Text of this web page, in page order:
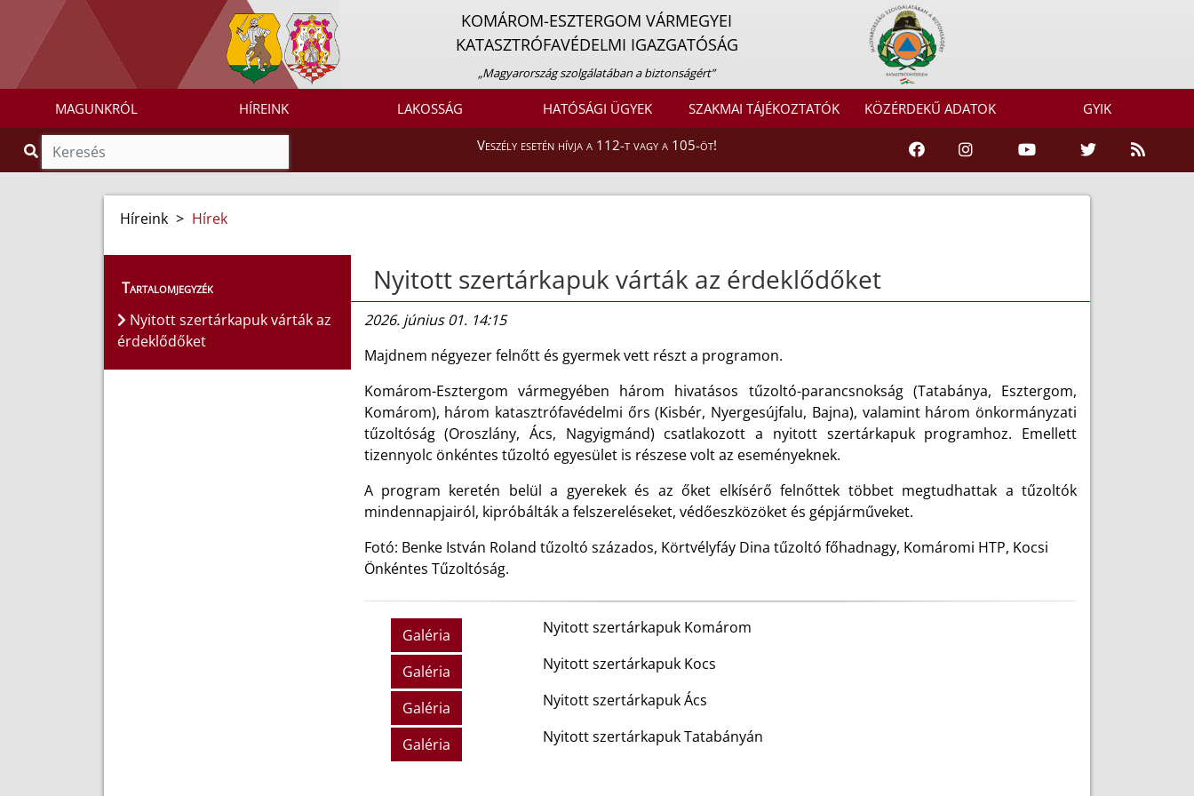
KOMÁROM-ESZTERGOM VÁRMEGYEI
KATASZTRÓFAVÉDELMI IGAZGATÓSÁG
„Magyarország szolgálatában a biztonságért”
MAGUNKRÓL HÍREINK LAKOSSÁG HATÓSÁGI ÜGYEK SZAKMAI TÁJÉKOZTATÓK KÖZÉRDEKŰ ADATOK GYIK
Veszély esetén hívja a 112-t vagy a 105-öt!
Híreink > Hírek
Tartalomjegyzék
Nyitott szertárkapuk várták az
érdeklődőket
Nyitott szertárkapuk várták az érdeklődőket
2026. június 01. 14:15
Majdnem négyezer felnőtt és gyermek vett részt a programon.
Komárom-Esztergom vármegyében három hivatásos tűzoltó-parancsnokság (Tatabánya, Esztergom,
Komárom), három katasztrófavédelmi őrs (Kisbér, Nyergesújfalu, Bajna), valamint három önkormányzati
tűzoltóság (Oroszlány, Ács, Nagyigmánd) csatlakozott a nyitott szertárkapuk programhoz. Emellett
tizennyolc önkéntes tűzoltó egyesület is részese volt az eseményeknek.
A program keretén belül a gyerekek és az őket elkísérő felnőttek többet megtudhattak a tűzoltók
mindennapjairól, kipróbálták a felszereléseket, védőeszközöket és gépjárműveket.
Fotó: Benke István Roland tűzoltó százados, Körtvélyfáy Dina tűzoltó főhadnagy, Komáromi HTP, Kocsi
Önkéntes Tűzoltóság.
Galéria Nyitott szertárkapuk Komárom
Galéria Nyitott szertárkapuk Kocs
Galéria Nyitott szertárkapuk Ács
Galéria Nyitott szertárkapuk Tatabányán